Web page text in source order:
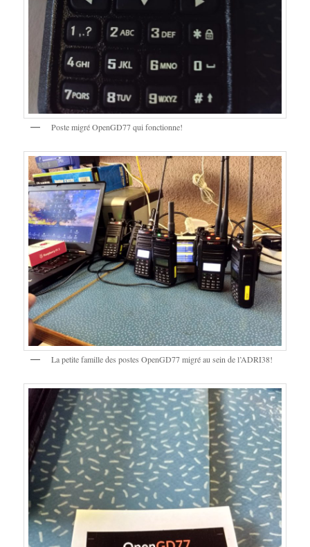
Poste migré OpenGD77 qui fonctionne!
La petite famille des postes OpenGD77 migré au sein de l’ADRI38!